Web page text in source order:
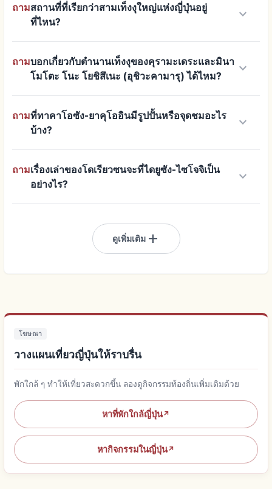
ถามสถานที่ที่เรียกว่าสามเท็งงุใหญ่แห่งญี่ปุ่นอยู่
ที่ไหน?
keyboard_arrow_down
ถามบอกเกี่ยวกับตำนานเท็งงุของคุรามะเดระและมินา
โมโตะ โนะ โยชิสึเนะ (อุชิวะคามารุ) ได้ไหม?
keyboard_arrow_down
ถามที่ทาคาโอซัง-ยาคุโออินมีรูปปั้นหรือจุดชมอะไร
บ้าง?
keyboard_arrow_down
ถามเรื่องเล่าของโดเรียวซนจะที่ไดยูซัง-ไซโจจิเป็น
อย่างไร?
keyboard_arrow_down
ดูเพิ่มเติมadd
โฆษณา
วางแผนเที่ยวญี่ปุ่นให้ราบรื่น
พักใกล้ ๆ ทำให้เที่ยวสะดวกขึ้น ลองดูกิจกรรมท้องถิ่นเพิ่มเติมด้วย
หาที่พักใกล้ญี่ปุ่น↗
หากิจกรรมในญี่ปุ่น↗